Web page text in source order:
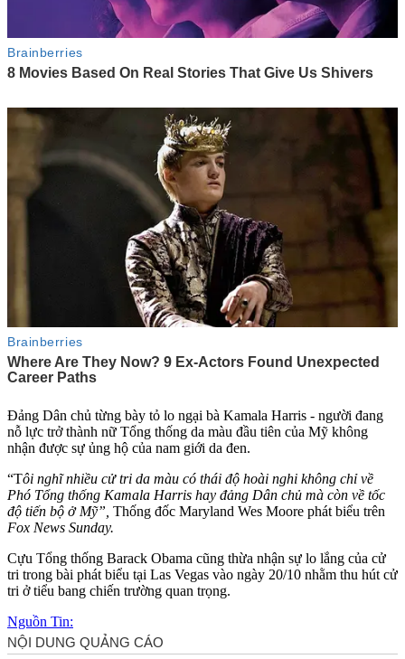
Đảng Dân chủ từng bày tỏ lo ngại bà Kamala Harris - người đang
nỗ lực trở thành nữ Tổng thống d‌a mà‌u đầu tiên của Mỹ không
nhận được sự ủng hộ của nam giới da đen.
“Tôi nghĩ nhiều cử tri d‌a mà‌u có thái độ hoài nghi không chỉ về
Phó Tổng thống Kamala Harris hay đảng Dân chủ mà còn về tốc
độ tiến bộ ở Mỹ”, Thống đốc Maryland Wes Moore phát biểu trên
Fox News Sunday.
Cựu Tổng thống Barack Obama cũng thừa nhận sự lo lắng của cử
tri trong bài phát biểu tại Las Vegas vào ngày 20/10 nhằm thu hút cử
tri ở tiểu bang chiến trường quan trọng.
Nguồn Tin: